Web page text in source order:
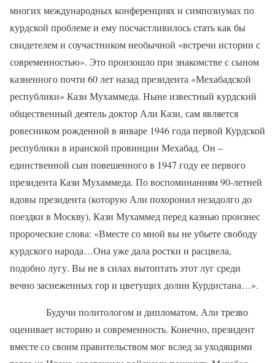
многих международных конференциях и симпозиумах по
курдской проблеме и ему посчастливилось стать как бы
свидетелем и соучастником необычной «встречи истории с
современностью». Это произошло при знакомстве с сыном
казненного почти 60 лет назад президента «Мехабадской
республики» Кази Мухаммеда. Ныне известный курдский
общественный деятель доктор Али Кази, сам является
ровесником рожденной в январе 1946 года первой Курдской
республики в иранской провинции Мехабад. Он –
единственной сын повешенного в 1947 году ее первого
президента Кази Мухаммеда. По воспоминаниям 90-летней
вдовы президента (которую Али похоронил незадолго до
поездки в Москву), Кази Мухаммед перед казнью произнес
пророческие слова: «Вместе со мной вы не убьете свободу
курдского народа…Она уже дала ростки и расцвела,
подобно лугу. Вы не в силах вытоптать этот луг среди
вечно заснеженных гор и цветущих долин Курдистана…».
Будучи политологом и дипломатом, Али трезво
оценивает историю и современность. Конечно, президент
вместе со своим правительством мог вслед за уходящими